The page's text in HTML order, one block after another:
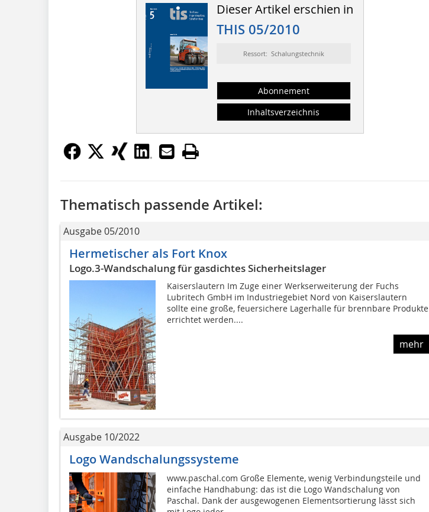
Dieser Artikel erschien in
THIS 05/2010
Ressort: Schalungstechnik
Abonnement
Inhaltsverzeichnis
Thematisch passende Artikel:
Ausgabe 05/2010
Hermetischer als Fort Knox
Logo.3-Wandschalung für gasdichtes Sicherheitslager
Kaiserslautern Im Zuge einer Werkserweiterung der Fuchs
Lubritech GmbH im Industriegebiet Nord von Kaiserslautern
sollte eine große, feuersichere Lagerhalle für brennbare Produkte
errichtet werden....
mehr
Ausgabe 10/2022
Logo Wandschalungssysteme
www.paschal.com Große Elemente, wenig Verbindungsteile und
einfache Handhabung: das ist die Logo Wandschalung von
Paschal. Dank der ausgewogenen Elementsortierung lässt sich